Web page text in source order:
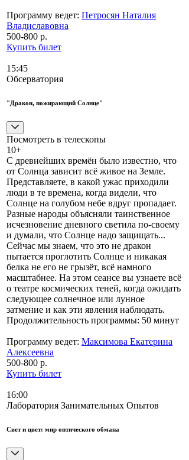
Программу ведет: Петросян Наталия
Владиславовна
500-800 р.
Купить билет
15:45
Обсерватория
"Дракон, пожирающий Солнце"
Посмотреть в телескопы
10+
С древнейших времён было известно, что
от Солнца зависит всё живое на Земле.
Представляете, в какой ужас приходили
люди в те времена, когда видели, что
Солнце на голубом небе вдруг пропадает.
Разные народы объясняли таинственное
исчезновение дневного светила по-своему
и думали, что Солнце надо защищать...
Сейчас мы знаем, что это не дракон
пытается проглотить Солнце и никакая
белка не его не грызёт, всё намного
масштабнее. На этом сеансе вы узнаете всё
о театре космических теней, когда ожидать
следующее солнечное или лунное
затмение и как эти явления наблюдать.
Продолжительность программы: 50 минут
Программу ведет: Максимова Екатерина
Алексеевна
500-800 р.
Купить билет
16:00
Лаборатория Занимательных Опытов
Свет и цвет: мир оптического обмана